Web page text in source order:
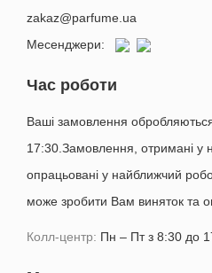
zakaz@parfume.ua
Месенджери:
Час роботи
Ваші замовлення
17:30.Замовлення, отримані у
опрацьовані у найближчий
може зробити Вам виняток та
Колл-центр: Пн – Пт з 8:30 до